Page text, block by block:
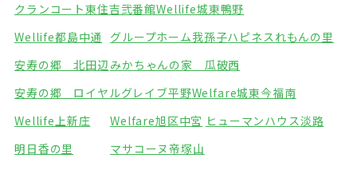
クランコート東住吉弐番館Wellife城東鴨野
Wellife都島中通
グループホーム我孫子ハピネスれもんの里
安寿の郷 北田辺 みかちゃんの家 瓜破西
安寿の郷 ロイヤルグレイブ平野Welfare城東今福南
Wellife上新庄
Welfare旭区中宮 ヒューマンハウス淡路
明日香の里
マサコーヌ帝塚山